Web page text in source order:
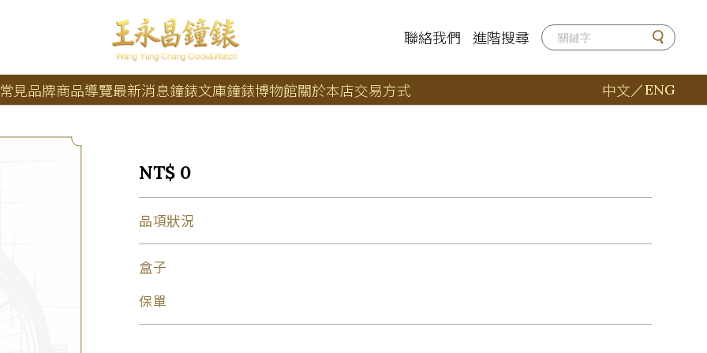
聯絡我們 進階搜尋
常見品牌商品導覽最新消息鐘錶文庫鐘錶博物館關於本店交易方式 中文／ENG
NT$ 0
品項狀況
盒子
保單